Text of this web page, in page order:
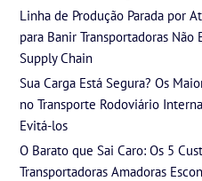
Linha de Produção Parada por
para Banir Transportadoras Não
Supply Chain
Sua Carga Está Segura? Os
no Transporte Rodoviário
Evitá-los
O Barato que Sai Caro: Os 5
Transportadoras Amadoras